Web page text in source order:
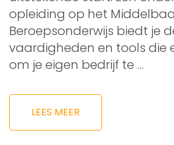
opleiding op het
Beroepsonderwijs biedt je
vaardigheden en tools die
om je eigen bedrijf te …
LEES MEER